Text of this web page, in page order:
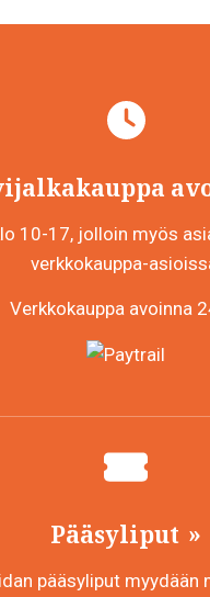
10-17, jolloin myös
verkkokauppa-
Verkkokauppa avoinna
Pääsyliput
pääsyliput myydään